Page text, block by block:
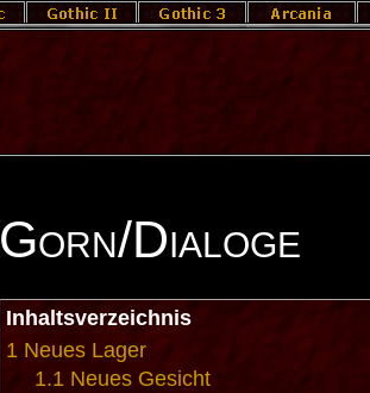
Gorn/Dialoge
Inhaltsverzeichnis
1 Neues Lager
1.1 Neues Gesicht